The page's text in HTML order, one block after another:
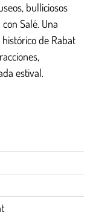
bulliciosos
Salé. Una
de Rabat
estival.